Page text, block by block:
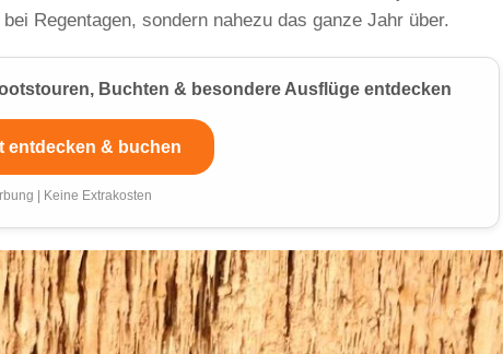
Regentagen, sondern nahezu das ganze Jahr über.
Buchten & besondere Ausflüge entdecken
entdecken & buchen
| Keine Extrakosten